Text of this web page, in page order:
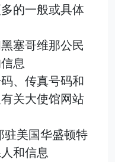
的一般或具体
塞哥维那公民
息
、传真号码和
关大使馆网站
驻美国华盛顿特
和信息